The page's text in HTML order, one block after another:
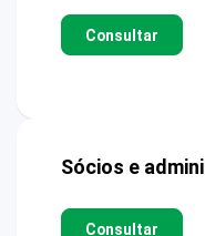
Consultar
Sócios e
Consultar